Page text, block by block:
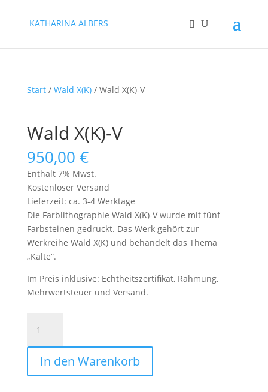
KATHARINA ALBERS
Start/ Wald X(K)/ Wald X(K)-V
Wald X(K)-V
950,00 €
Enthält 7% Mwst.
Kostenloser Versand
Lieferzeit: ca. 3-4 Werktage
Die Farblithographie Wald X(K)-V wurde mit fünf
Farbsteinen gedruckt. Das Werk gehört zur
Werkreihe Wald X(K) und behandelt das Thema
„Kälte“.
Im Preis inklusive: Echtheitszertifikat, Rahmung,
Mehrwertsteuer und Versand.
X(K)-
V
MengeIn den Warenkorb